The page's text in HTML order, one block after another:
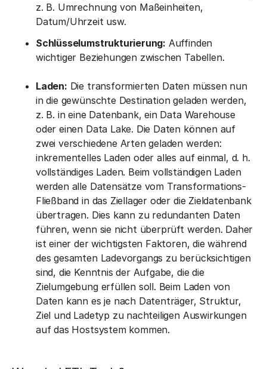
z. B. Umrechnung von Maßeinheiten,
Datum/Uhrzeit usw.
Schlüsselumstrukturierung: Auffinden
wichtiger Beziehungen zwischen Tabellen.
Laden: Die transformierten Daten müssen nun
in die gewünschte Destination geladen werden,
z. B. in eine Datenbank, ein Data Warehouse
oder einen Data Lake. Die Daten können auf
zwei verschiedene Arten geladen werden:
inkrementelles Laden oder alles auf einmal, d. h.
vollständiges Laden. Beim vollständigen Laden
werden alle Datensätze vom Transformations-
Fließband in das Ziellager oder die Zieldatenbank
übertragen. Dies kann zu redundanten Daten
führen, wenn sie nicht überprüft werden. Daher
ist einer der wichtigsten Faktoren, die während
des gesamten Ladevorgangs zu berücksichtigen
sind, die Kenntnis der Aufgabe, die die
Zielumgebung erfüllen soll. Beim Laden von
Daten kann es je nach Datenträger, Struktur,
Ziel und Ladetyp zu nachteiligen Auswirkungen
auf das Hostsystem kommen.